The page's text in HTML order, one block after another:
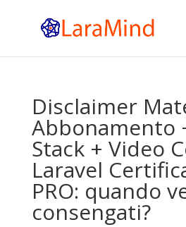
Disclaimer
Abbonamento
Stack + Video
Laravel
PRO: quando
consengati?